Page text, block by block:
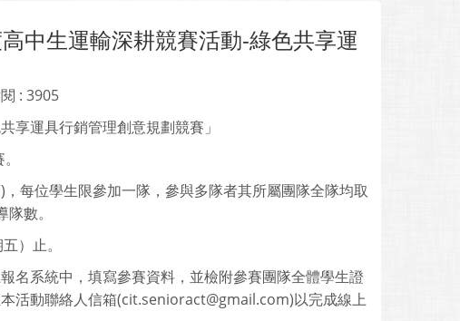
中生運輸深耕競賽活動-綠色共享運
: 3905
享運具行銷管理創意規劃競賽」
每位學生限參加一隊，參與多隊者其所屬團隊全隊均取
數。
五）止。
名系統中，填寫參賽資料，並檢附參賽團隊全體學生證
活動聯絡人信箱(cit.senioract@gmail.com)以完成線上